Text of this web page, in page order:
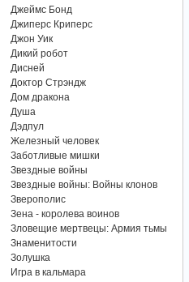
Джеймс Бонд
Джиперс Криперс
Джон Уик
Дикий робот
Дисней
Доктор Стрэндж
Дом дракона
Душа
Дэдпул
Железный человек
Заботливые мишки
Звездные войны
Звездные войны: Войны клонов
Зверополис
Зена - королева воинов
Зловещие мертвецы: Армия тьмы
Знаменитости
Золушка
Игра в кальмара